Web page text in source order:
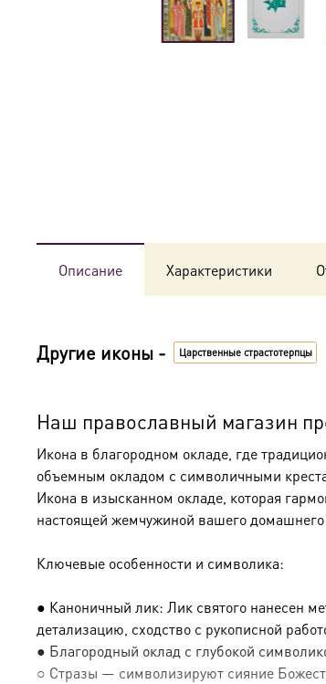
Описание Характеристики
Другие иконы - Царственные страстотерпцы
Наш православный магазин
Икона в благородном окладе, где
объемным окладом с символичными
Икона в изысканном окладе, которая
настоящей жемчужиной вашего
Ключевые особенности и символика:
● Каноничный лик: Лик святого нанесен
детализацию, сходство с рукописной
● Благородный оклад с глубокой
○ Стразы — символизируют сияние